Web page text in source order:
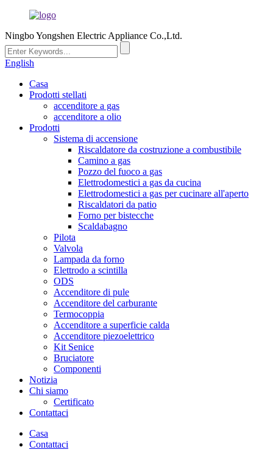
Ningbo Yongshen Electric Appliance Co.,Ltd.
English
Casa
Prodotti stellati
accenditore a gas
accenditore a olio
Prodotti
Sistema di accensione
Riscaldatore da costruzione a combustibile
Camino a gas
Pozzo del fuoco a gas
Elettrodomestici a gas da cucina
Elettrodomestici a gas per cucinare all'aperto
Riscaldatori da patio
Forno per bistecche
Scaldabagno
Pilota
Valvola
Lampada da forno
Elettrodo a scintilla
ODS
Accenditore di pule
Accenditore del carburante
Termocoppia
Accenditore a superficie calda
Accenditore piezoelettrico
Kit Senice
Bruciatore
Componenti
Notizia
Chi siamo
Certificato
Contattaci
Casa
Contattaci